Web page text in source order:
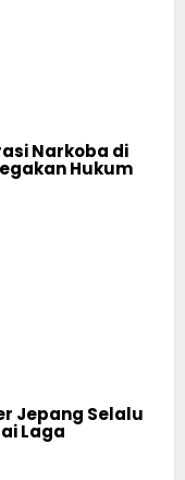
Narkoba di
Hukum
Jepang Selalu
Laga